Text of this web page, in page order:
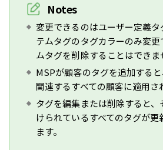
Notes
変更できるのはユーザー定義
テムタグのタグカラーのみ変
ムタグを削除することはできま
MSPが顧客のタグを追加する
関連するすべての顧客に適用さ
タグを編集または削除すると
けられているすべてのタグが
ます。